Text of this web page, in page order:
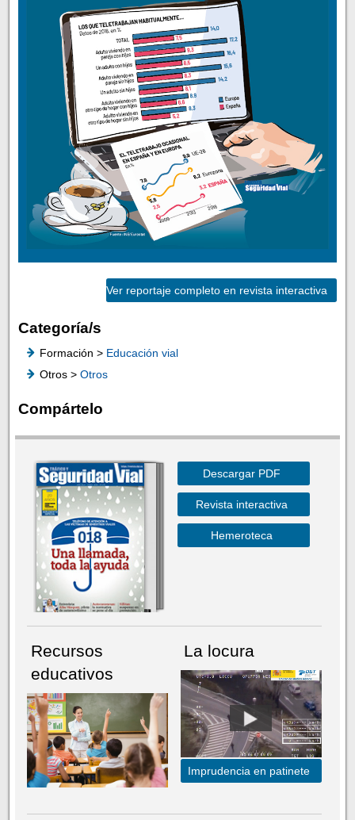
Ver reportaje completo en revista interactiva
Categoría/s
Formación > Educación vial
Otros > Otros
Compártelo
Descargar PDF
Revista interactiva
Hemeroteca
Recursos
educativos
La locura
Imprudencia en patinete